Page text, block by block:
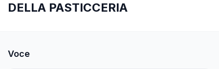
DELLA PASTICCERIA
Voce